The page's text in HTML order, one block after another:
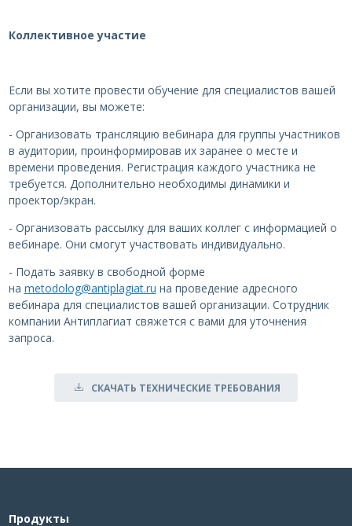
Коллективное участие
Если вы хотите провести обучение для специалистов вашей
организации, вы можете:
- Организовать трансляцию вебинара для группы участников
в аудитории, проинформировав их заранее о месте и
времени проведения. Регистрация каждого участника не
требуется. Дополнительно необходимы динамики и
проектор/экран.
- Организовать рассылку для ваших коллег с информацией о
вебинаре. Они смогут участвовать индивидуально.
- Подать заявку в свободной форме
на metodolog@antiplagiat.ru на проведение адресного
вебинара для специалистов вашей организации. Сотрудник
компании Антиплагиат свяжется с вами для уточнения
запроса.
СКАЧАТЬ ТЕХНИЧЕСКИЕ ТРЕБОВАНИЯ
Продукты